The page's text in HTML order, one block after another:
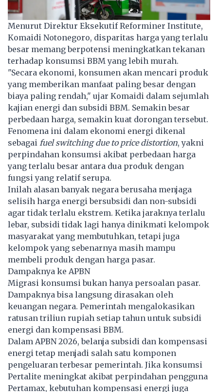
Menurut Direktur Eksekutif Reforminer Institute,
Komaidi Notonegoro, disparitas harga yang terlalu
besar memang berpotensi meningkatkan tekanan
terhadap konsumsi BBM yang lebih murah.
"Secara ekonomi, konsumen akan mencari produk
yang memberikan manfaat paling besar dengan
biaya paling rendah," ujar Komaidi dalam sejumlah
kajian energi dan subsidi BBM. Semakin besar
perbedaan harga, semakin kuat dorongan tersebut.
Fenomena ini dalam ekonomi energi dikenal
sebagai fuel switching due to price distortion, yakni
perpindahan konsumsi akibat perbedaan harga
yang terlalu besar antara dua produk dengan
fungsi yang relatif serupa.
Inilah alasan banyak negara berusaha menjaga
selisih harga energi bersubsidi dan non-subsidi
agar tidak terlalu ekstrem. Ketika jaraknya terlalu
lebar, subsidi tidak lagi hanya dinikmati kelompok
masyarakat yang membutuhkan, tetapi juga
kelompok yang sebenarnya masih mampu
membeli produk dengan harga pasar.
Dampaknya ke APBN
Migrasi konsumsi bukan hanya persoalan pasar.
Dampaknya bisa langsung dirasakan oleh
keuangan negara. Pemerintah mengalokasikan
ratusan triliun rupiah setiap tahun untuk subsidi
energi dan kompensasi BBM.
Dalam APBN 2026, belanja subsidi dan kompensasi
energi tetap menjadi salah satu komponen
pengeluaran terbesar pemerintah. Jika konsumsi
Pertalite meningkat akibat perpindahan pengguna
Pertamax, kebutuhan kompensasi energi juga